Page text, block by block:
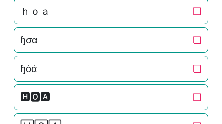
ｈｏａ ❏
ɧσα ❏
ɧόά ❏
🅷🅾🅰 ❏